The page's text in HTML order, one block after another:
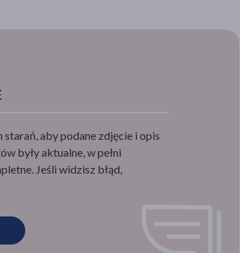
starań, aby podane zdjęcie i opis
były aktualne, w pełni
Jeśli widzisz błąd,